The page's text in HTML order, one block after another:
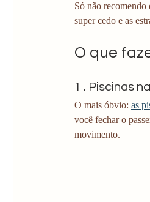
Só não
super cedo e as
O que
1 . Piscinas
O mais óbvio: as
você fechar o
movimento.